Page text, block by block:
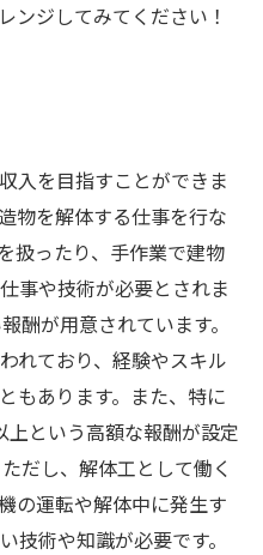
ンジしてみてください！
入を目指すことができま
物を解体する仕事を行な
扱ったり、手作業で建物
事や技術が必要とされま
酬が用意されています。
れており、経験やスキル
もあります。また、特に
という高額な報酬が設定
だし、解体工として働く
の運転や解体中に発生す
技術や知識が必要です。